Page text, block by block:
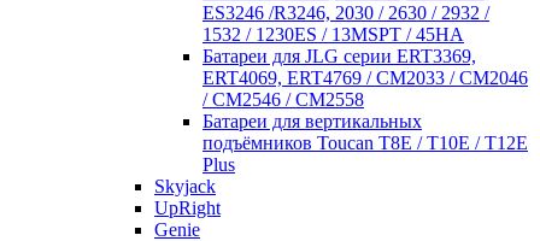
ES3246 /R3246, 2030 / 2630 / 2932 /
1532 / 1230ES / 13MSPT / 45HA
Батареи для JLG серии ERT3369,
ERT4069, ERT4769 / CM2033 / CM2046
/ CM2546 / CM2558
Батареи для вертикальных
подъёмников Toucan T8E / T10E / T12E
Plus
Skyjack
UpRight
Genie